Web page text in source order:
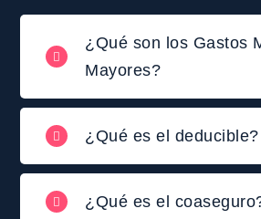
¿Qué son los Gastos
Mayores?
¿Qué es el deducible?
¿Qué es el